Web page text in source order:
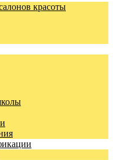
красоты